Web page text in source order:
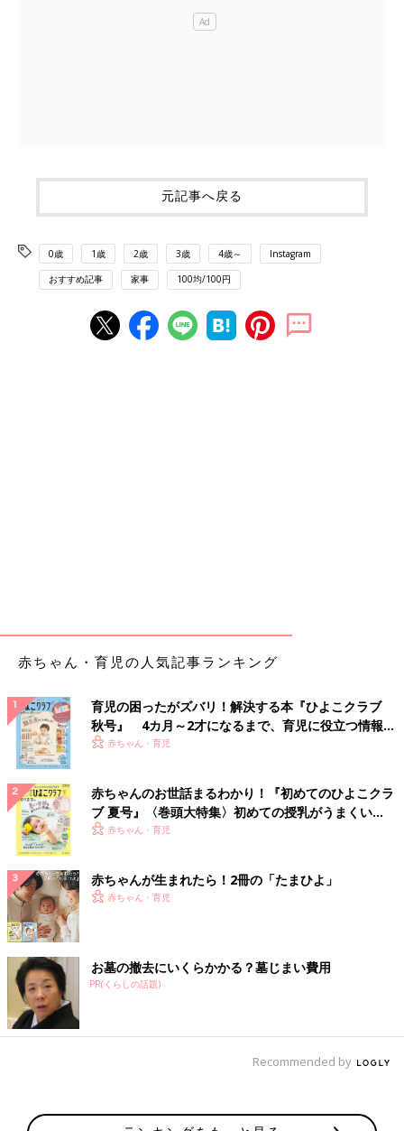
元記事へ戻る
0歳 1歳 2歳 3歳 4歳～ Instagram
おすすめ記事 家事 100均/100円
赤ちゃん・育児の人気記事ランキング
育児の困ったがズバリ！解決する本『ひよこクラブ
秋号』 4カ月～2才になるまで、育児に役立つ情報が
いっぱい！
赤ちゃん・育児
赤ちゃんのお世話まるわかり！『初めてのひよこクラ
ブ 夏号』〈巻頭大特集〉初めての授乳がうまくい
く！ おっぱい・ミルクの基本と夏のトラブル 解決テ
赤ちゃん・育児
赤ちゃんが生まれたら！2冊の「たまひよ」
赤ちゃん・育児
お墓の撤去にいくらかかる？墓じまい費用
PR(くらしの話題)
Recommended by